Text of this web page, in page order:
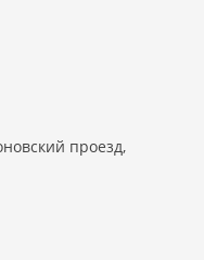
проезд,